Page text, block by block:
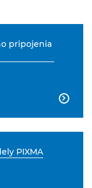
pripojenia

PIXMA